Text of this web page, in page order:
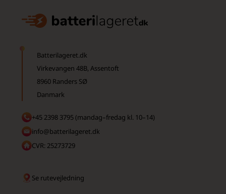
Batterilageret.dk
Virkevangen 48B, Assentoft
8960 Randers SØ
Danmark
+45 2398 3795 (mandag–fredag kl. 10–14)
info@batterilageret.dk
CVR: 25273729
Se rutevejledning